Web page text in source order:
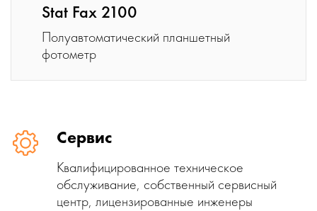
Stat Fax 2100
Полуавтоматический планшетный
фотометр
Сервис
Квалифицированное техническое
обслуживание, собственный сервисный
центр, лицензированные инженеры